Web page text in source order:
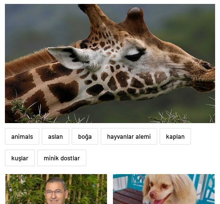
animals aslan boğa hayvanlar alemi kaplan
kuşlar minik dostlar